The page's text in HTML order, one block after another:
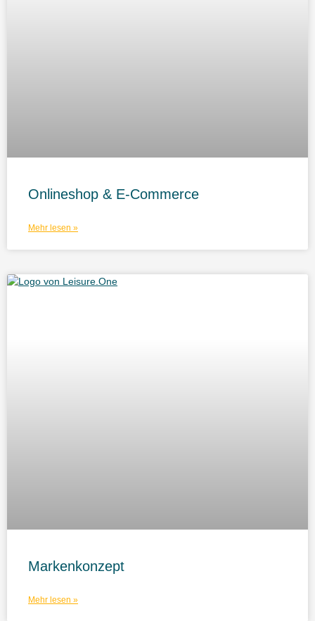
Onlineshop & E-Commerce
Mehr lesen »
Markenkonzept
Mehr lesen »